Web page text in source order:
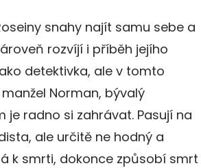
snahy najít samu sebe a
rozvíjí i příběh jejího
detektivka, ale v tomto
Norman, bývalý
je radno si zahrávat. Pasují na
ale určitě ne hodný a
k smrti, dokonce způsobí smrt